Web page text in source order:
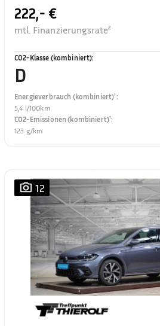
222,- €
mtl. Finanzierungsrate²
CO2-Klasse (kombiniert):
D
Energieverbrauch (kombiniert)¹:
5,4 l/100km
CO2-Emissionen (kombiniert)¹:
123 g/km
12